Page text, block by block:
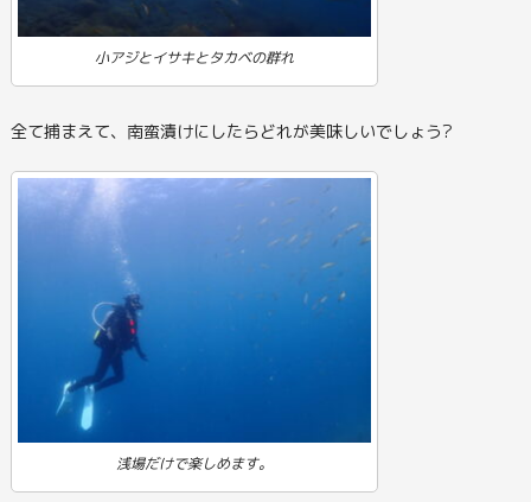
小アジとイサキとタカベの群れ
全て捕まえて、南蛮漬けにしたらどれが美味しいでしょう?
浅場だけで楽しめます。